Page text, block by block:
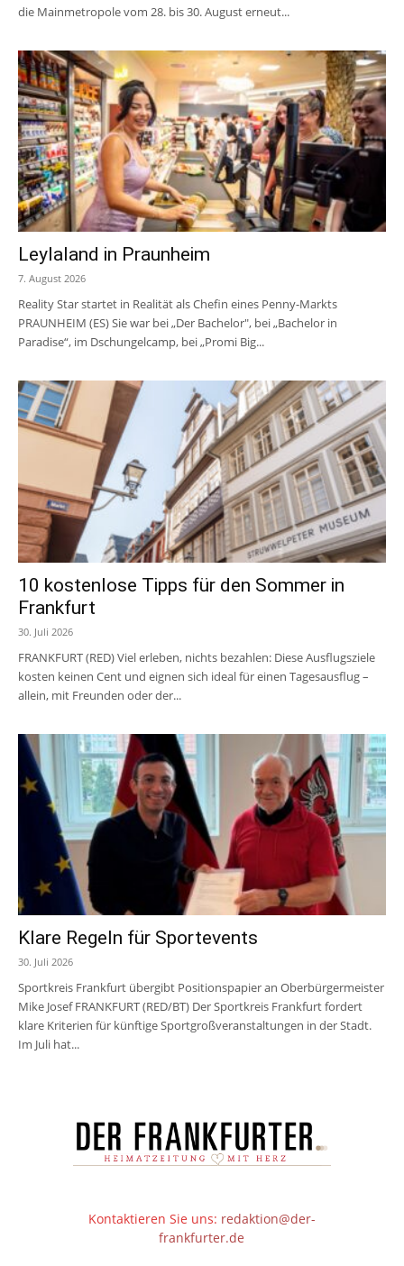
die Mainmetropole vom 28. bis 30. August erneut...
Leylaland in Praunheim
7. August 2026
Reality Star startet in Realität als Chefin eines Penny-Markts
PRAUNHEIM (ES) Sie war bei „Der Bachelor", bei „Bachelor in
Paradise“, im Dschungelcamp, bei „Promi Big...
10 kostenlose Tipps für den Sommer in
Frankfurt
30. Juli 2026
FRANKFURT (RED) Viel erleben, nichts bezahlen: Diese Ausflugsziele
kosten keinen Cent und eignen sich ideal für einen Tagesausflug –
allein, mit Freunden oder der...
Klare Regeln für Sportevents
30. Juli 2026
Sportkreis Frankfurt übergibt Positionspapier an Oberbürgermeister
Mike Josef FRANKFURT (RED/BT) Der Sportkreis Frankfurt fordert
klare Kriterien für künftige Sportgroßveranstaltungen in der Stadt.
Im Juli hat...
Kontaktieren Sie uns: redaktion@der-
frankfurter.de